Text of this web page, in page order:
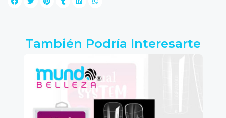
También Podría Interesarte